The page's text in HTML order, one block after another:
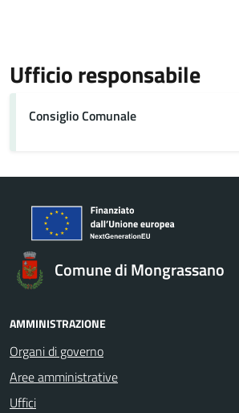
Ufficio responsabile
Consiglio Comunale
Comune di Mongrassano
AMMINISTRAZIONE
Organi di governo
Aree amministrative
Uffici